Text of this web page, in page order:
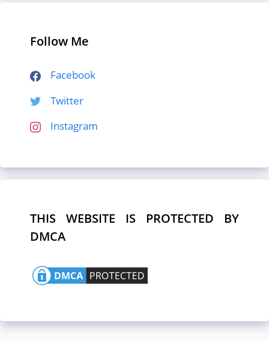
Follow Me
Facebook
Twitter
Instagram
THIS WEBSITE IS PROTECTED BY
DMCA